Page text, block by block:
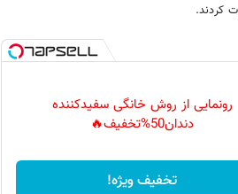
رونمایی از روش خانگی سفیدکننده
دندان50%تخفیف🔥
تخفیف ویژه!